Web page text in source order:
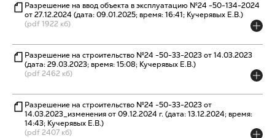
Разрешение на ввод объекта в эксплуатацию №24 -50-134-2024
от 27.12.2024 (дата: 09.01.2025; время: 16:41; Кучерявых Е.В.)
(pdf 1922 кб)
Разрешение на строительство №24 -50-33-2023 от 14.03.2023
(дата: 29.03.2023; время: 15:08; Кучерявых Е.В.)
(pdf 2462 кб)
Разрешение на строительство №24 -50-33-2023 от
14.03.2023_изменения от 09.12.2024 г. (дата: 13.12.2024; время:
14:43; Кучерявых Е.В.)
(pdf 2407 кб)